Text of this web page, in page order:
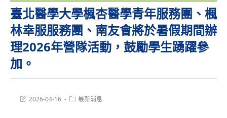
臺北醫學大學楓杏醫學青年服務團、楓
林幸服服務團、南友會將於暑假期間辦
理2026年營隊活動，鼓勵學生踴躍參
加。
Post2026-04-16
Post最新消息